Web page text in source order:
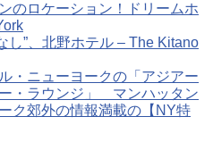
のロケーション！ドリームホ
し”、北野ホテル – The Kitano
・ニューヨークの「アジアー
・ラウンジ」 マンハッタン
ク郊外の情報満載の【NY特